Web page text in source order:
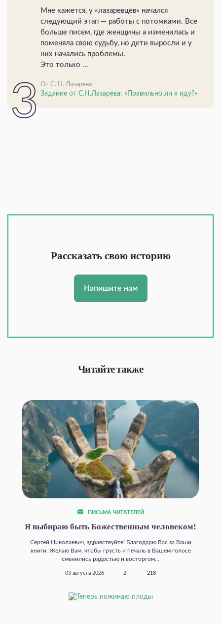
Мне кажется, у «лазаревцев» начался
следующий этап — работы с потомками. Все
больше писем, где женщины а изменилась и
поменяла свою судьбу, но дети выросли и у
них начались проблемы.
Это только ...
От С. Н. Лазарева
Задание от С.Н.Лазарева: «Правильно ли я иду?»
Рассказать свою историю
Напишите нам
Читайте также
ПИСЬМА ЧИТАТЕЛЕЙ
Я выбираю быть Божественным человеком!
Сергей Николаевич, здравствуйте! Благодарю Вас за Ваши
книги. Желаю Вам, чтобы грусть и печаль в Вашем голосе
сменились радостью и восторгом...
03 августа 2026 2 218